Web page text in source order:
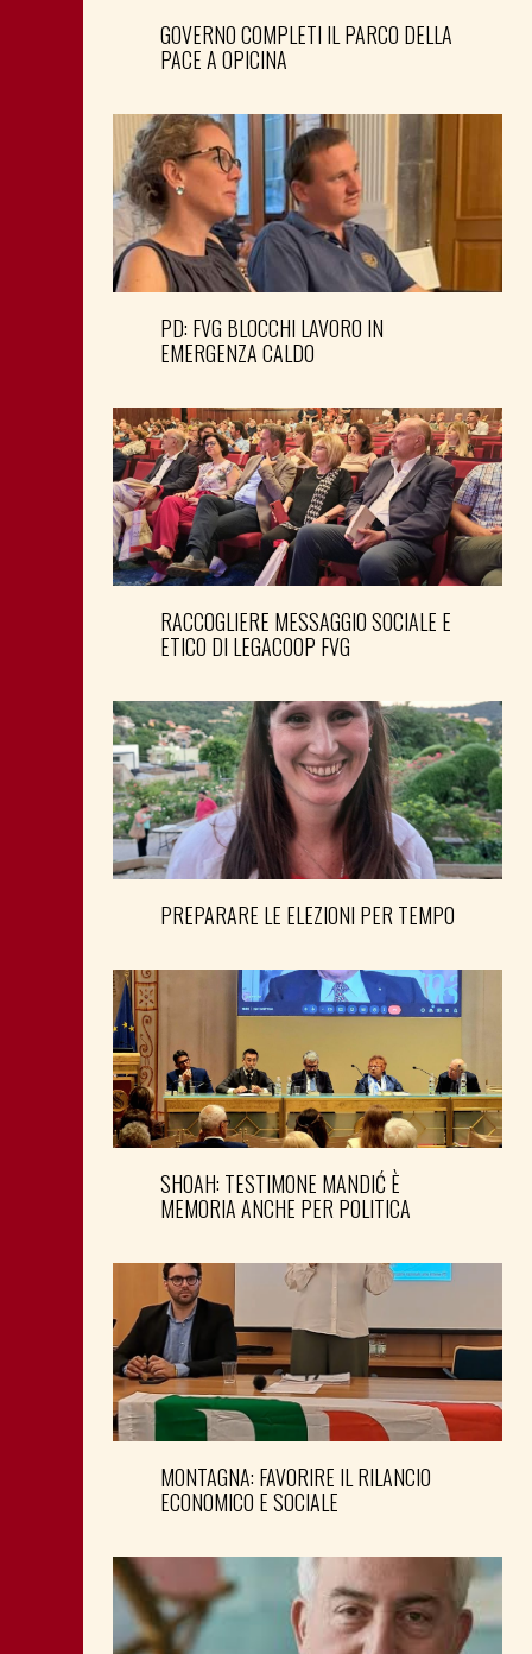
GOVERNO COMPLETI IL PARCO DELLA
PACE A OPICINA
PD: FVG BLOCCHI LAVORO IN
EMERGENZA CALDO
RACCOGLIERE MESSAGGIO SOCIALE E
ETICO DI LEGACOOP FVG
PREPARARE LE ELEZIONI PER TEMPO
SHOAH: TESTIMONE MANDIĆ È
MEMORIA ANCHE PER POLITICA
MONTAGNA: FAVORIRE IL RILANCIO
ECONOMICO E SOCIALE